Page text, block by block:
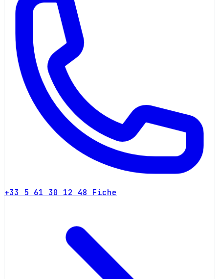
+33 5 61 30 12 48 Fiche